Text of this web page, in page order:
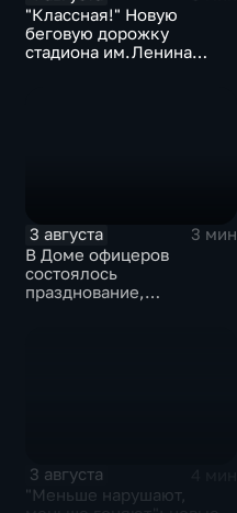
"Классная!" Новую
беговую дорожку
стадиона им.Ленина
3 августа
3 мин
В Доме офицеров
состоялось
празднование,
3 августа
"Меньше нарушают,